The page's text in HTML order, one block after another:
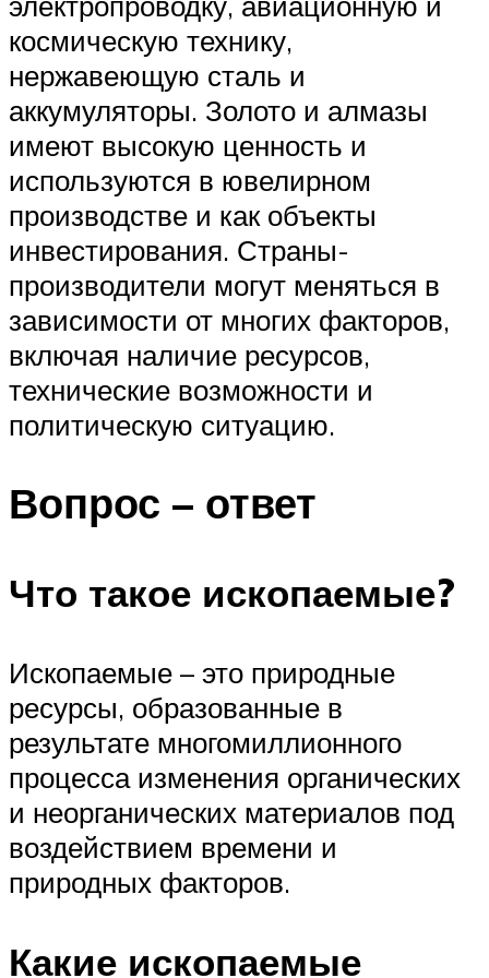
космическую технику,
нержавеющую сталь и
аккумуляторы. Золото и алмазы
имеют высокую ценность и
используются в ювелирном
производстве и как объекты
инвестирования. Страны-
производители могут меняться в
зависимости от многих факторов,
включая наличие ресурсов,
технические возможности и
политическую ситуацию.
Вопрос – ответ
Что такое ископаемые?
Ископаемые – это природные
ресурсы, образованные в
результате многомиллионного
процесса изменения органических
и неорганических материалов под
воздействием времени и
природных факторов.
Какие ископаемые